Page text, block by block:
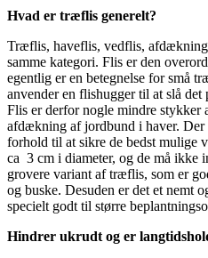
Hvad er træflis generelt?
Træflis, haveflis, vedflis,
samme kategori. Flis er den
egentlig er en betegnelse for små
anvender en flishugger til at slå
Flis er derfor nogle mindre stykker
afdækning af jordbund i haver.
forhold til at sikre de bedst mulige
ca 3 cm i diameter, og de må ikke
grovere variant af træflis, som er
og buske. Desuden er det et nemt
specielt godt til større
Hindrer ukrudt og er